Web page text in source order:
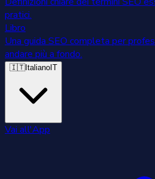
pratici.
Libro
Una guida SEO completa per
andare più a fondo.
🇮🇹ItalianoIT
Vai all'App